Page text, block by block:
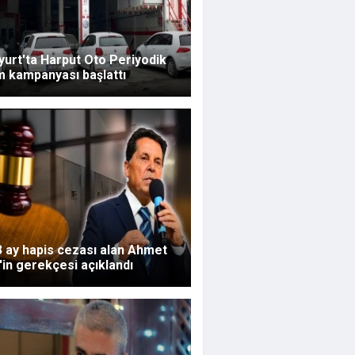
Harput Oto Periyodik
kampanyası başlattı
ay hapis cezası alan Ahmet
gerekçesi açıklandı